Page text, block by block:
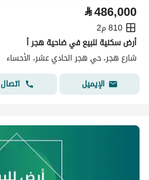
⃁486,000
810 م2
أرض سكنية للبيع في ضاحية هجر أ
شارع هجر، حي هجر الحادي عشر، الأحساء
الإيميل
اتصال